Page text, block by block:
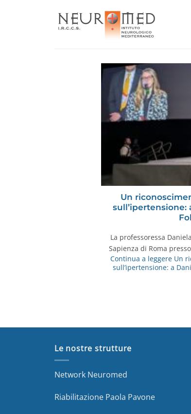
Un
sull’ipertensione:
La professoressa
Sapienza di Roma
Continua a leggere Un
sull’ipertensione: a
Le nostre strutture
Network Neuromed
Riabilitazione Paola Pavone